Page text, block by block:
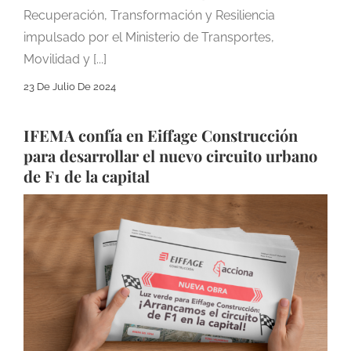
Recuperación, Transformación y Resiliencia
impulsado por el Ministerio de Transportes,
Movilidad y [...]
23 De Julio De 2024
IFEMA confía en Eiffage Construcción
para desarrollar el nuevo circuito urbano
de F1 de la capital